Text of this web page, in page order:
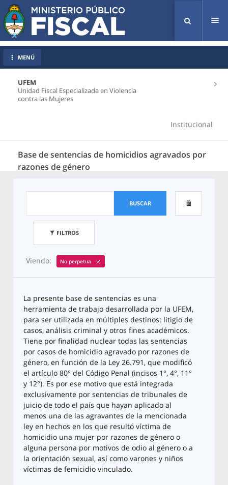
UFEM
Unidad Fiscal Especializada en Violencia
contra las Mujeres
Institucional
Base de sentencias de homicidios agravados por
razones de género
MENÚ
BUSCAR
FILTROS
Viendo: No perpetua
La presente base de sentencias es una
herramienta de trabajo desarrollada por la UFEM,
para ser utilizada en múltiples destinos: litigio de
casos, análisis criminal y otros fines académicos.
Tiene por finalidad nuclear todas las sentencias
por casos de homicidio agravado por razones de
género, en función de la Ley 26.791, que modificó
el artículo 80° del Código Penal (incisos 1°, 4°, 11°
y 12°). Es por ese motivo que está integrada
exclusivamente por sentencias de tribunales de
juicio de todo el país que hayan aplicado al
menos una de las agravantes de la mencionada
ley en hechos en los que resultó víctima de
homicidio una mujer por razones de género o
alguna persona por motivos de odio al género o a
la orientación sexual, así como varones y niños
víctimas de femicidio vinculado.